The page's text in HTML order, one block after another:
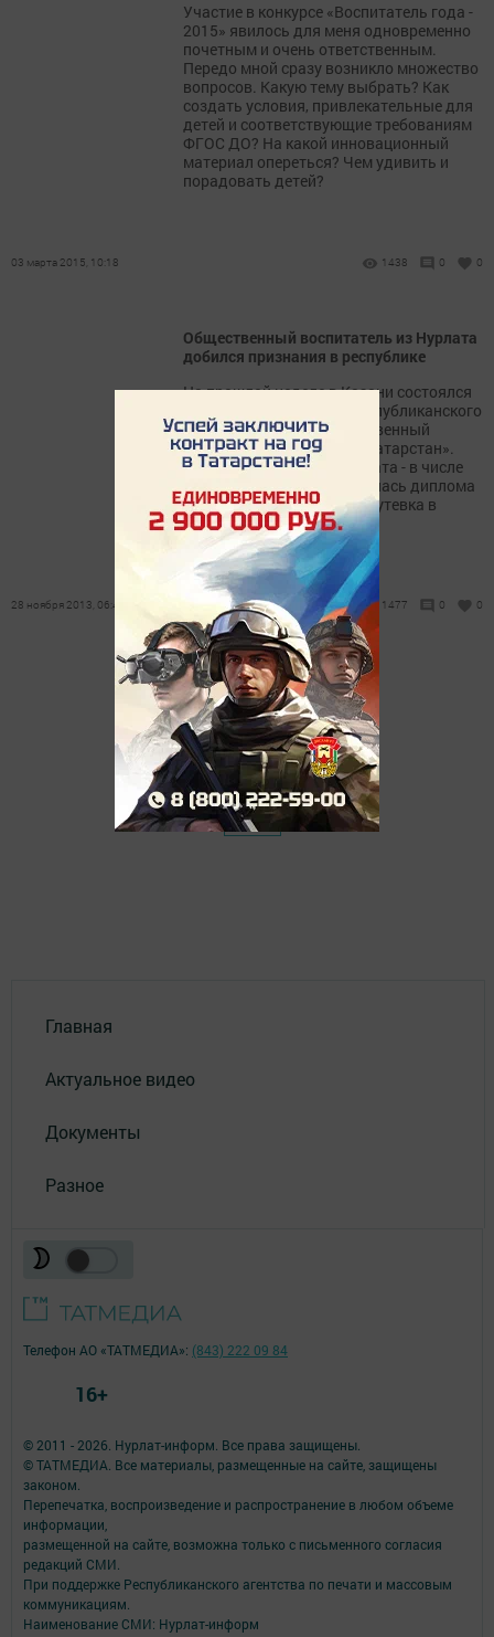
Участие в конкурсе «Воспитатель года -
2015» явилось для меня одновременно
почетным и очень ответственным.
Передо мной сразу возникло множество
вопросов. Какую тему выбрать? Как
создать условия, привлекательные для
детей и соответствующие требованиям
ФГОС ДО? На какой инновационный
материал опереться? Чем удивить и
порадовать детей?
03 марта 2015, 10:18 1438 0 0
Общественный воспитатель из Нурлата
добился признания в республике
На прошлой неделе в Казани состоялся
заключительный этап республиканского
конкурса «Лучший общественный
воспитатель Республики Татарстан».
Ляйсан Нафигина из Нурлата - в числе
победителей, она удостоилась диплома
III степени в номинации «Путевка в
жизнь».
28 ноября 2013, 06:41 1477 0 0
Главная
Актуальное видео
Документы
Разное
© 2011 - 2026. Нурлат-⁠информ. Все права защищены.
© ТАТМЕДИА. Все материалы, размещенные на сайте, защищены
законом.
Перепечатка, воспроизведение и распространение в любом объеме
информации,
размещенной на сайте, возможна только с письменного согласия
редакций СМИ.
При поддержке Республиканского агентства по печати и массовым
коммуникациям.
Наименование СМИ: Нурлат-⁠информ
Телефон АО «ТАТМЕДИА»: (843) 222 09 84
16+